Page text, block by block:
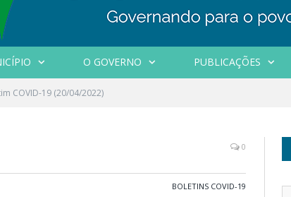
O GOVERNO PUBLICAÇÕES
COVID-19 (20/04/2022)
0
BOLETINS COVID-19